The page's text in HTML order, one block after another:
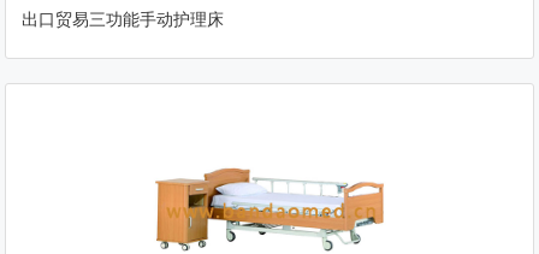
出口贸易三功能手动护理床